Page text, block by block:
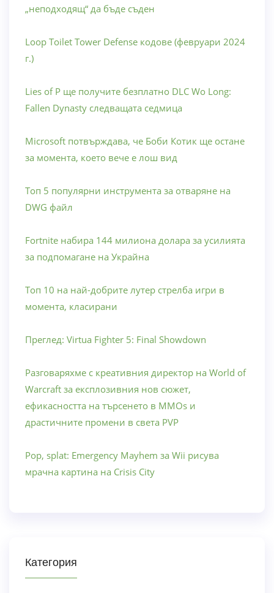
„неподходящ“ да бъде съден
Loop Toilet Tower Defense кодове (февруари 2024
г.)
Lies of P ще получите безплатно DLC Wo Long:
Fallen Dynasty следващата седмица
Microsoft потвърждава, че Боби Котик ще остане
за момента, което вече е лош вид
Топ 5 популярни инструмента за отваряне на
DWG файл
Fortnite набира 144 милиона долара за усилията
за подпомагане на Украйна
Топ 10 на най-добрите лутер стрелба игри в
момента, класирани
Преглед: Virtua Fighter 5: Final Showdown
Разговаряхме с креативния директор на World of
Warcraft за експлозивния нов сюжет,
ефикасността на търсенето в MMOs и
драстичните промени в света PVP
Pop, splat: Emergency Mayhem за Wii рисува
мрачна картина на Crisis City
Категория